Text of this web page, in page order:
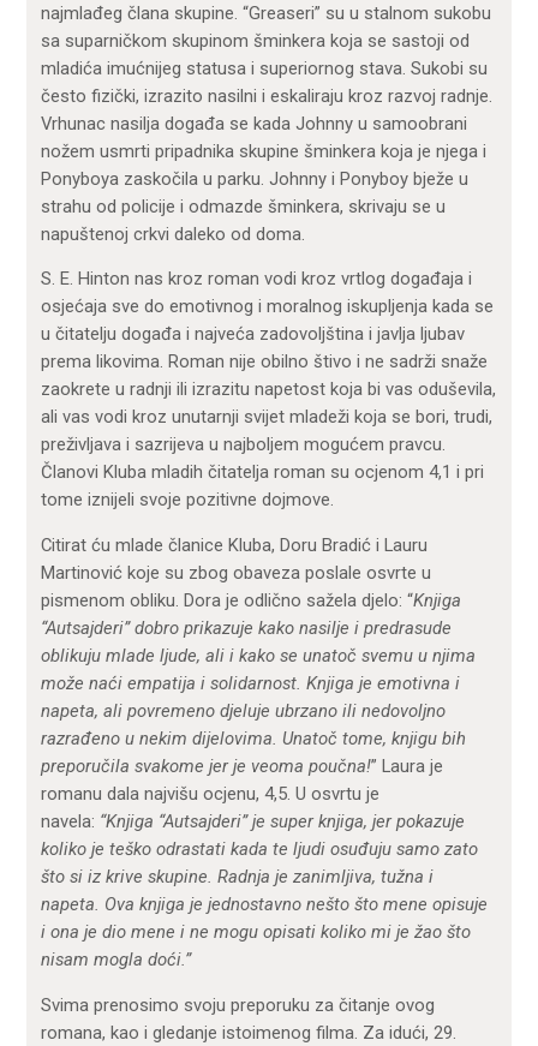
najmlađeg člana skupine. “Greaseri” su u stalnom sukobu
sa suparničkom skupinom šminkera koja se sastoji od
mladića imućnijeg statusa i superiornog stava. Sukobi su
često fizički, izrazito nasilni i eskaliraju kroz razvoj radnje.
Vrhunac nasilja događa se kada Johnny u samoobrani
nožem usmrti pripadnika skupine šminkera koja je njega i
Ponyboya zaskočila u parku. Johnny i Ponyboy bježe u
strahu od policije i odmazde šminkera, skrivaju se u
napuštenoj crkvi daleko od doma.
S. E. Hinton nas kroz roman vodi kroz vrtlog događaja i
osjećaja sve do emotivnog i moralnog iskupljenja kada se
u čitatelju događa i najveća zadovoljština i javlja ljubav
prema likovima. Roman nije obilno štivo i ne sadrži snaže
zaokrete u radnji ili izrazitu napetost koja bi vas oduševila,
ali vas vodi kroz unutarnji svijet mladeži koja se bori, trudi,
preživljava i sazrijeva u najboljem mogućem pravcu.
Članovi Kluba mladih čitatelja roman su ocjenom 4,1 i pri
tome iznijeli svoje pozitivne dojmove.
Citirat ću mlade članice Kluba, Doru Bradić i Lauru
Martinović koje su zbog obaveza poslale osvrte u
pismenom obliku. Dora je odlično sažela djelo: “Knjiga
“Autsajderi” dobro prikazuje kako nasilje i predrasude
oblikuju mlade ljude, ali i kako se unatoč svemu u njima
može naći empatija i solidarnost. Knjiga je emotivna i
napeta, ali povremeno djeluje ubrzano ili nedovoljno
razrađeno u nekim dijelovima. Unatoč tome, knjigu bih
preporučila svakome jer je veoma poučna!” Laura je
romanu dala najvišu ocjenu, 4,5. U osvrtu je
navela: “Knjiga “Autsajderi” je super knjiga, jer pokazuje
koliko je teško odrastati kada te ljudi osuđuju samo zato
što si iz krive skupine. Radnja je zanimljiva, tužna i
napeta. Ova knjiga je jednostavno nešto što mene opisuje
i ona je dio mene i ne mogu opisati koliko mi je žao što
nisam mogla doći.”
Svima prenosimo svoju preporuku za čitanje ovog
romana, kao i gledanje istoimenog filma. Za idući, 29.